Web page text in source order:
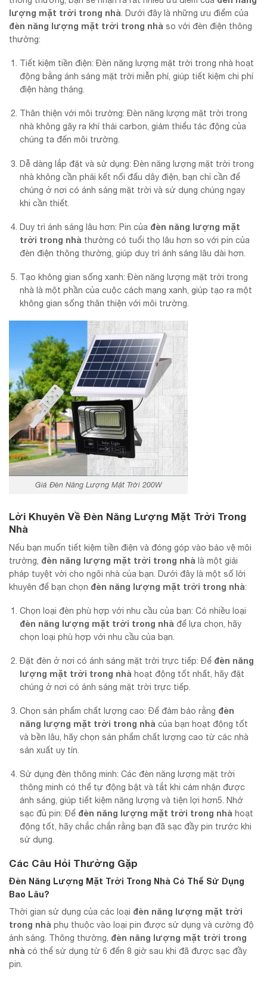
lượng mặt trời trong nhà . Dưới đây là những ưu điểm của
đèn năng lượng mặt trời trong nhà so với đèn điện thông
thường:
Tiết kiệm tiền điện: Đèn năng lượng mặt trời trong nhà hoạt
động bằng ánh sáng mặt trời miễn phí, giúp tiết kiệm chi phí
điện hàng tháng.
Thân thiện với môi trường: Đèn năng lượng mặt trời trong
nhà không gây ra khí thải carbon, giảm thiểu tác động của
chúng ta đến môi trường.
Dễ dàng lắp đặt và sử dụng: Đèn năng lượng mặt trời trong
nhà không cần phải kết nối đấu dây điện, bạn chỉ cần để
chúng ở nơi có ánh sáng mặt trời và sử dụng chúng ngay
khi cần thiết.
Duy trì ánh sáng lâu hơn: Pin của đèn năng lượng mặt
trời trong nhà thường có tuổi thọ lâu hơn so với pin của
đèn điện thông thường, giúp duy trì ánh sáng lâu dài hơn.
Tạo không gian sống xanh: Đèn năng lượng mặt trời trong
nhà là một phần của cuộc cách mạng xanh, giúp tạo ra một
không gian sống thân thiện với môi trường.
Giá Đèn Năng Lượng Mặt Trời 200W
Lời Khuyên Về Đèn Năng Lượng Mặt Trời Trong
Nhà
Nếu bạn muốn tiết kiệm tiền điện và đóng góp vào bảo vệ môi
trường, đèn năng lượng mặt trời trong nhà là một giải
pháp tuyệt vời cho ngôi nhà của bạn. Dưới đây là một số lời
khuyên để bạn chọn đèn năng lượng mặt trời trong nhà:
Chọn loại đèn phù hợp với nhu cầu của bạn: Có nhiều loại
đèn năng lượng mặt trời trong nhà để lựa chọn, hãy
chọn loại phù hợp với nhu cầu của bạn.
Đặt đèn ở nơi có ánh sáng mặt trời trực tiếp: Để đèn năng
lượng mặt trời trong nhà hoạt động tốt nhất, hãy đặt
chúng ở nơi có ánh sáng mặt trời trực tiếp.
Chọn sản phẩm chất lượng cao: Để đảm bảo rằng đèn
năng lượng mặt trời trong nhà của bạn hoạt động tốt
và bền lâu, hãy chọn sản phẩm chất lượng cao từ các nhà
sản xuất uy tín.
Sử dụng đèn thông minh: Các đèn năng lượng mặt trời
thông minh có thể tự động bật và tắt khi cảm nhận được
ánh sáng, giúp tiết kiệm năng lượng và tiện lợi hơn5. Nhớ
sạc đủ pin: Để đèn năng lượng mặt trời trong nhà hoạt
động tốt, hãy chắc chắn rằng bạn đã sạc đầy pin trước khi
sử dụng.
Các Câu Hỏi Thường Gặp
Đèn Năng Lượng Mặt Trời Trong Nhà Có Thể Sử Dụng
Bao Lâu?
Thời gian sử dụng của các loại đèn năng lượng mặt trời
trong nhà phụ thuộc vào loại pin được sử dụng và cường độ
ánh sáng. Thông thường, đèn năng lượng mặt trời trong
nhà có thể sử dụng từ 6 đến 8 giờ sau khi đã được sạc đầy
pin.